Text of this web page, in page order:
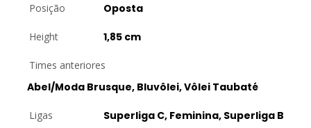
Posição Oposta
Height 1,85 cm
Times anteriores
Abel/Moda Brusque, Bluvôlei, Vôlei Taubaté
Ligas Superliga C, Feminina, Superliga B